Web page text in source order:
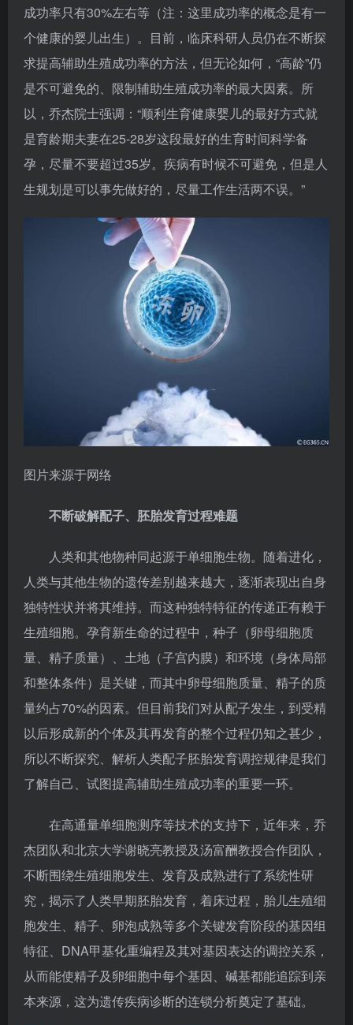
成功率只有30%左右等（注：这里成功率的概念是有一
个健康的婴儿出生）。目前，临床科研人员仍在不断探
求提高辅助生殖成功率的方法，但无论如何，“高龄”仍
是不可避免的、限制辅助生殖成功率的最大因素。所
以，乔杰院士强调：“顺利生育健康婴儿的最好方式就
是育龄期夫妻在25-28岁这段最好的生育时间科学备
孕，尽量不要超过35岁。疾病有时候不可避免，但是人
生规划是可以事先做好的，尽量工作生活两不误。”
图片来源于网络
不断破解配子、胚胎发育过程难题
人类和其他物种同起源于单细胞生物。随着进化，
人类与其他生物的遗传差别越来越大，逐渐表现出自身
独特性状并将其维持。而这种独特特征的传递正有赖于
生殖细胞。孕育新生命的过程中，种子（卵母细胞质
量、精子质量）、土地（子宫内膜）和环境（身体局部
和整体条件）是关键，而其中卵母细胞质量、精子的质
量约占70%的因素。但目前我们对从配子发生，到受精
以后形成新的个体及其再发育的整个过程仍知之甚少，
所以不断探究、解析人类配子胚胎发育调控规律是我们
了解自己、试图提高辅助生殖成功率的重要一环。
在高通量单细胞测序等技术的支持下，近年来，乔
杰团队和北京大学谢晓亮教授及汤富酬教授合作团队，
不断围绕生殖细胞发生、发育及成熟进行了系统性研
究，揭示了人类早期胚胎发育，着床过程，胎儿生殖细
胞发生、精子、卵泡成熟等多个关键发育阶段的基因组
特征、DNA甲基化重编程及其对基因表达的调控关系，
从而能使精子及卵细胞中每个基因、碱基都能追踪到亲
本来源，这为遗传疾病诊断的连锁分析奠定了基础。